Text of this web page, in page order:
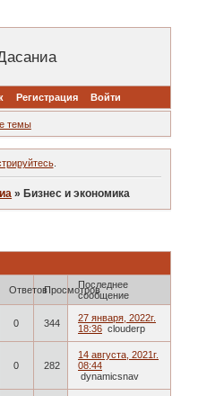
Регистрация Войти
темы
.
» Бизнес и экономика
ОтветовПросмотровПоследнее
сообщение
0 344
27 января, 2022г.
18:36 clouderp
0 282
14 августа, 2021г.
08:44
dynamicsnav